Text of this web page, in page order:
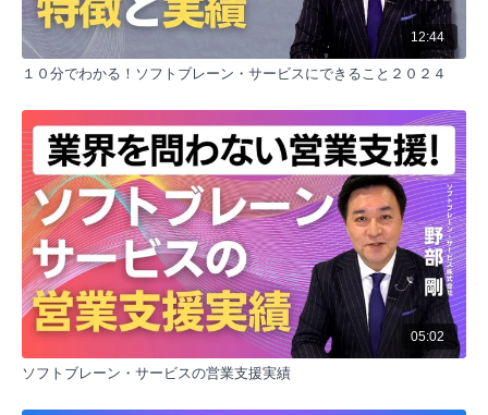
ープランを用意する。契約が即決で取れなかった場合
の次善策を考える。
抵抗の排除と証拠の準備
よくある断り文句に対する対処策を事前に準備する。
商談のシナリオを作成し、ロールプレイングでトーク
を磨く。見出し並みやビジネスマナーも含めて準備を
整える。
12:44
１０分でわかる！ソフトブレーン・サービスにできること２０２４
05:02
ソフトブレーン・サービスの営業支援実績